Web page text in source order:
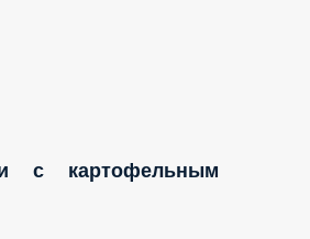
В стране Бефстроганов
ингредиентов. Состав
картофельное пюре,